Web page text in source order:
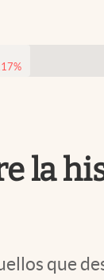
%
la
que